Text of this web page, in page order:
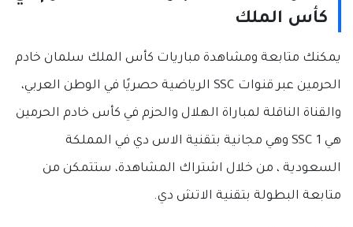
كأس الملك
يمكنك متابعة ومشاهدة مباريات كأس الملك سلمان خادم
الحرمين عبر قنوات SSC الرياضية حصريًا في الوطن العربي،
والقناة الناقلة لمباراة الهلال والحزم في كأس خادم الحرمين
هي SSC 1 وهي مجانية بتقنية الاس دي في المملكة
السعودية ، من خلال اشتراك المشاهدة، ستتمكن من
متابعة البطولة بتقنية الاتش دي.